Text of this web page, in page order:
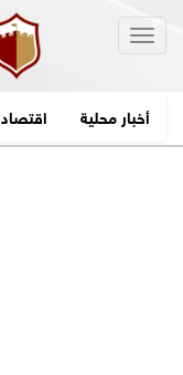
أخبار محلية اقتصاد